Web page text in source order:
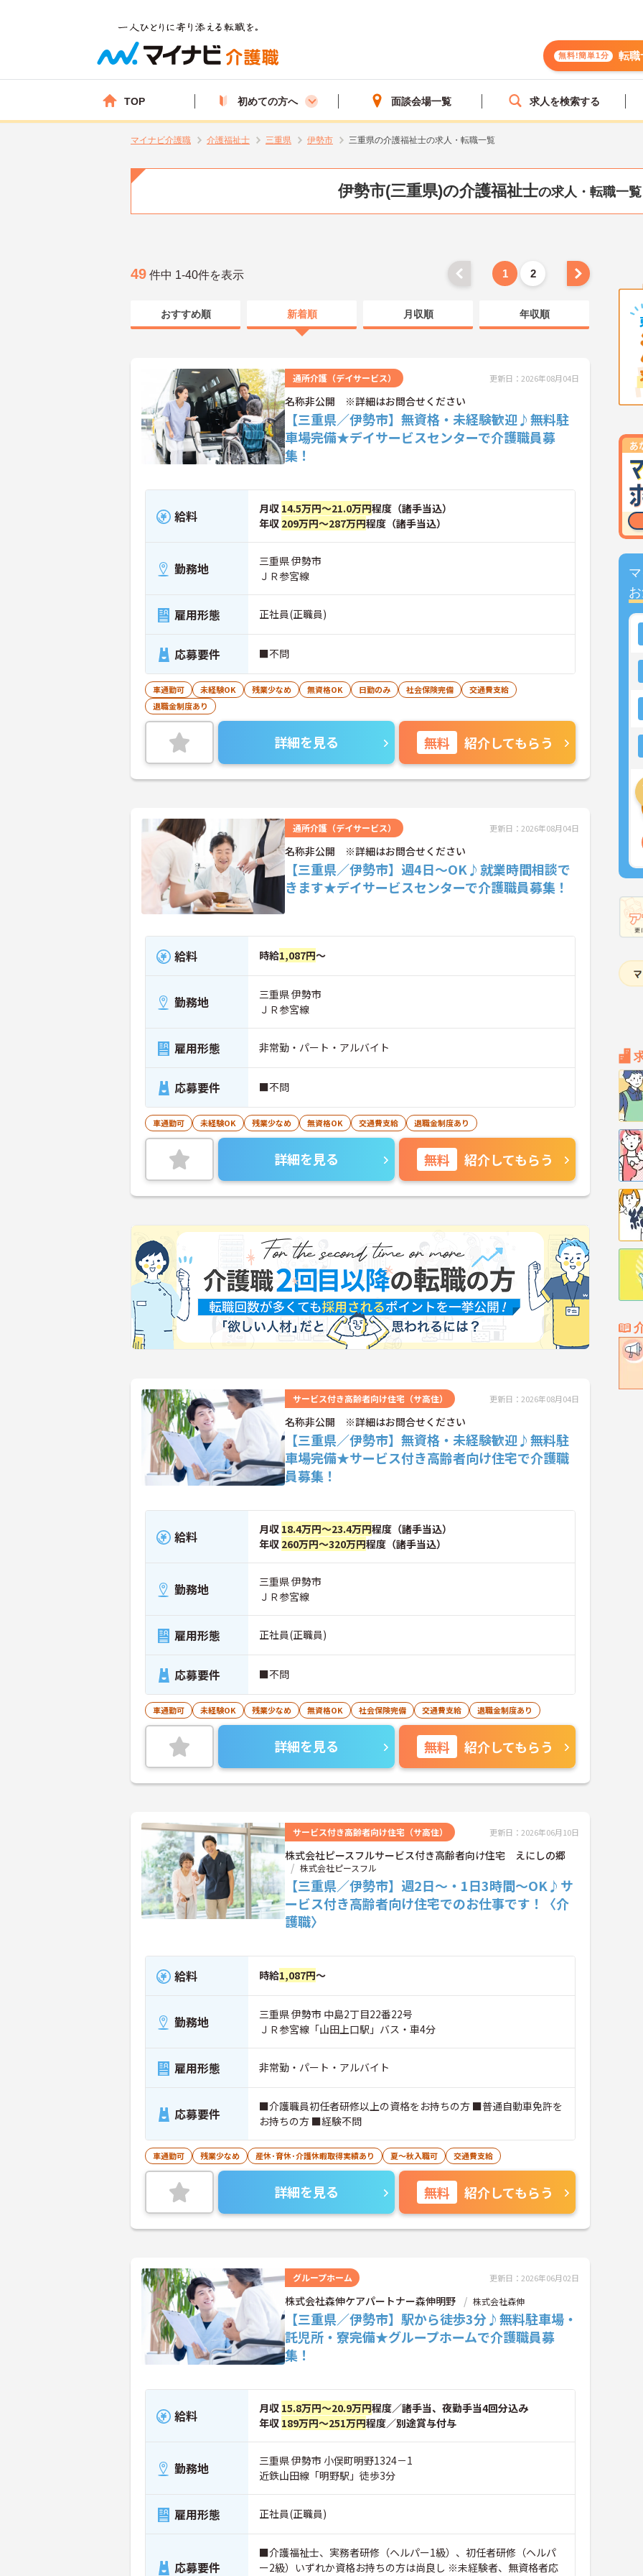
無料!簡単1分 転職
TOP 初めての方へ 面談会場一覧 求人を検索する
マイナビ介護職 介護福祉士 三重県 伊勢市 三重県の介護福祉士の求人・転職一覧
伊勢市(三重県)の介護福祉士の求人・転職一覧
49 件中 1-40件を表示 1 2
おすすめ順 新着順 月収順 年収順
通所介護（デイサービス） 更新日：2026年08月04日
名称非公開 ※詳細はお問合せください
【三重県／伊勢市】無資格・未経験歓迎♪無料駐
車場完備★デイサービスセンターで介護職員募
集！
給料 月収 14.5万円～21.0万円程度（諸手当込）
年収 209万円～287万円程度（諸手当込）
勤務地
三重県 伊勢市
ＪＲ参宮線
雇用形態 正社員(正職員)
応募要件 ■不問
車通勤可 未経験OK 残業少なめ 無資格OK 日勤のみ 社会保険完備
交通費支給
退職金制度あり
詳細を見る 無料 紹介してもらう
通所介護（デイサービス） 更新日：2026年08月04日
名称非公開 ※詳細はお問合せください
【三重県／伊勢市】週4日～OK♪就業時間相談で
きます★デイサービスセンターで介護職員募集！
給料 時給1,087円～
勤務地
三重県 伊勢市
ＪＲ参宮線
雇用形態 非常勤・パート・アルバイト
応募要件 ■不問
車通勤可 未経験OK 残業少なめ 無資格OK 交通費支給 退職金制度あり
詳細を見る 無料 紹介してもらう
サービス付き高齢者向け住宅（サ高住） 更新日：2026年08月04日
名称非公開 ※詳細はお問合せください
【三重県／伊勢市】無資格・未経験歓迎♪無料駐
車場完備★サービス付き高齢者向け住宅で介護職
員募集！
給料 月収 18.4万円～23.4万円程度（諸手当込）
年収 260万円～320万円程度（諸手当込）
勤務地
三重県 伊勢市
ＪＲ参宮線
雇用形態 正社員(正職員)
応募要件 ■不問
車通勤可 未経験OK 残業少なめ 無資格OK 社会保険完備 交通費支給 退職金制度あり
詳細を見る 無料 紹介してもらう
サービス付き高齢者向け住宅（サ高住） 更新日：2026年06月10日
株式会社ピースフルサービス付き高齢者向け住宅 えにしの郷
株式会社ピースフル
【三重県／伊勢市】週2日～・1日3時間～OK♪サ
ービス付き高齢者向け住宅でのお仕事です！〈介
護職〉
給料 時給1,087円～
勤務地
三重県 伊勢市 中島2丁目22番22号
ＪＲ参宮線「山田上口駅」バス・車4分
雇用形態 非常勤・パート・アルバイト
応募要件
■介護職員初任者研修以上の資格をお持ちの方 ■普通自動車免許を
お持ちの方 ■経験不問
車通勤可 残業少なめ 産休･育休･介護休暇取得実績あり 夏～秋入職可 交通費支給
詳細を見る 無料 紹介してもらう
グループホーム 更新日：2026年06月02日
株式会社森伸ケアパートナー森伸明野 株式会社森伸
【三重県／伊勢市】駅から徒歩3分♪無料駐車場・
託児所・寮完備★グループホームで介護職員募
集！
給料 月収 15.8万円～20.9万円程度／諸手当、夜勤手当4回分込み
年収 189万円～251万円程度／別途賞与付与
勤務地
三重県 伊勢市 小俣町明野1324－1
近鉄山田線「明野駅」徒歩3分
雇用形態 正社員(正職員)
応募要件
■介護福祉士、実務者研修（ヘルパー1級）、初任者研修（ヘルパ
ー2級）いずれか資格お持ちの方は尚良し ※未経験者、無資格者応